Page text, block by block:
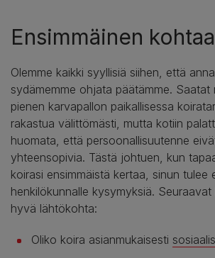
Ensimmäinen
Olemme kaikki syyllisiä siihen, että
sydämemme ohjata päätämme. Saatat
pienen karvapallon paikallisessa
rakastua välittömästi, mutta kotiin
huomata, että persoonallisuutenne
yhteensopivia. Tästä johtuen, kun
koirasi ensimmäistä kertaa, sinun tulee
henkilökunnalle kysymyksiä.
hyvä lähtökohta:
Oliko koira asianmukaisesti